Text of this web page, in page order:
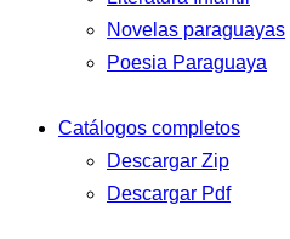
Novelas paraguayas
Poesia Paraguaya
Catálogos completos
Descargar Zip
Descargar Pdf